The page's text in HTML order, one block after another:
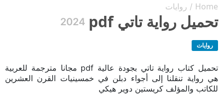
Home
/ روايات
تحميل رواية تاتي pdf 2024
روايات
تحميل كتاب رواية تاتي بجودة عالية pdf مجانا مترجمة للعربية
هي رواية تنقلنا إلى أجواء دبلن في خمسينيات القرن العشرين
للكاتب والمؤلف كريستين دوير هيكي